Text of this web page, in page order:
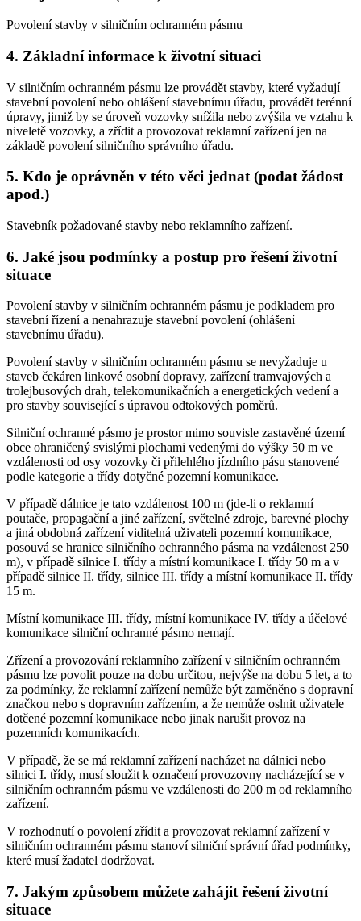
Povolení stavby v silničním ochranném pásmu
4. Základní informace k životní situaci
V silničním ochranném pásmu lze provádět stavby, které vyžadují
stavební povolení nebo ohlášení stavebnímu úřadu, provádět terénní
úpravy, jimiž by se úroveň vozovky snížila nebo zvýšila ve vztahu k
niveletě vozovky, a zřídit a provozovat reklamní zařízení jen na
základě povolení silničního správního úřadu.
5. Kdo je oprávněn v této věci jednat (podat žádost
apod.)
Stavebník požadované stavby nebo reklamního zařízení.
6. Jaké jsou podmínky a postup pro řešení životní
situace
Povolení stavby v silničním ochranném pásmu je podkladem pro
stavební řízení a nenahrazuje stavební povolení (ohlášení
stavebnímu úřadu).
Povolení stavby v silničním ochranném pásmu se nevyžaduje u
staveb čekáren linkové osobní dopravy, zařízení tramvajových a
trolejbusových drah, telekomunikačních a energetických vedení a
pro stavby související s úpravou odtokových poměrů.
Silniční ochranné pásmo je prostor mimo souvisle zastavěné území
obce ohraničený svislými plochami vedenými do výšky 50 m ve
vzdálenosti od osy vozovky či přilehlého jízdního pásu stanovené
podle kategorie a třídy dotyčné pozemní komunikace.
V případě dálnice je tato vzdálenost 100 m (jde-li o reklamní
poutače, propagační a jiné zařízení, světelné zdroje, barevné plochy
a jiná obdobná zařízení viditelná uživateli pozemní komunikace,
posouvá se hranice silničního ochranného pásma na vzdálenost 250
m), v případě silnice I. třídy a místní komunikace I. třídy 50 m a v
případě silnice II. třídy, silnice III. třídy a místní komunikace II. třídy
15 m.
Místní komunikace III. třídy, místní komunikace IV. třídy a účelové
komunikace silniční ochranné pásmo nemají.
Zřízení a provozování reklamního zařízení v silničním ochranném
pásmu lze povolit pouze na dobu určitou, nejvýše na dobu 5 let, a to
za podmínky, že reklamní zařízení nemůže být zaměněno s dopravní
značkou nebo s dopravním zařízením, a že nemůže oslnit uživatele
dotčené pozemní komunikace nebo jinak narušit provoz na
pozemních komunikacích.
V případě, že se má reklamní zařízení nacházet na dálnici nebo
silnici I. třídy, musí sloužit k označení provozovny nacházející se v
silničním ochranném pásmu ve vzdálenosti do 200 m od reklamního
zařízení.
V rozhodnutí o povolení zřídit a provozovat reklamní zařízení v
silničním ochranném pásmu stanoví silniční správní úřad podmínky,
které musí žadatel dodržovat.
7. Jakým způsobem můžete zahájit řešení životní
situace